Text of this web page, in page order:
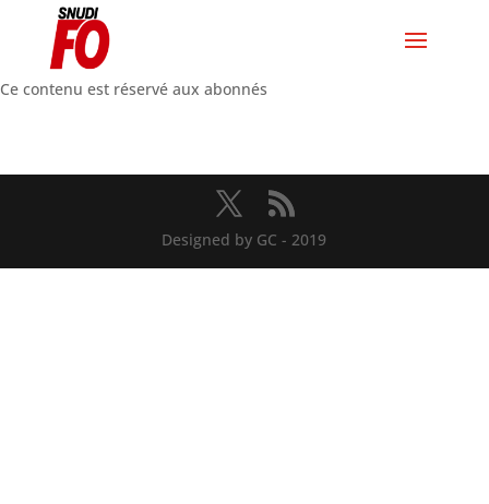
Ce contenu est réservé aux abonnés
Designed by GC - 2019